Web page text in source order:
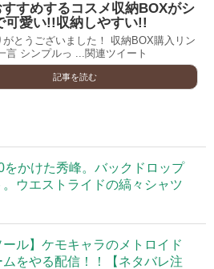
すめするコスメ収納BOXがシ
可愛い!!収納しやすい!!
がとうございました！ 収納BOX購入リン
言 シンプルっ ...関連ツイート
記事を読む
をかけた秀峰。バックドロップ
ウエストライドの縞々シャツ
ール】ケモキャラのメトロイド
をやる配信！！【ネタバレ注